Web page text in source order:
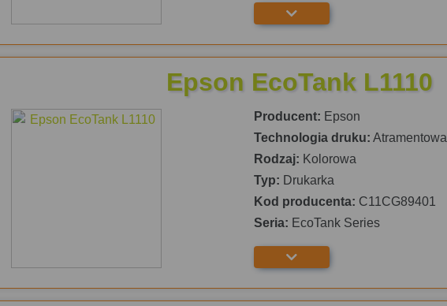
Epson EcoTank L1110
Producent: Epson
Technologia druku: Atramentowa
Rodzaj: Kolorowa
Typ: Drukarka
Kod producenta: C11CG89401
Seria: EcoTank Series